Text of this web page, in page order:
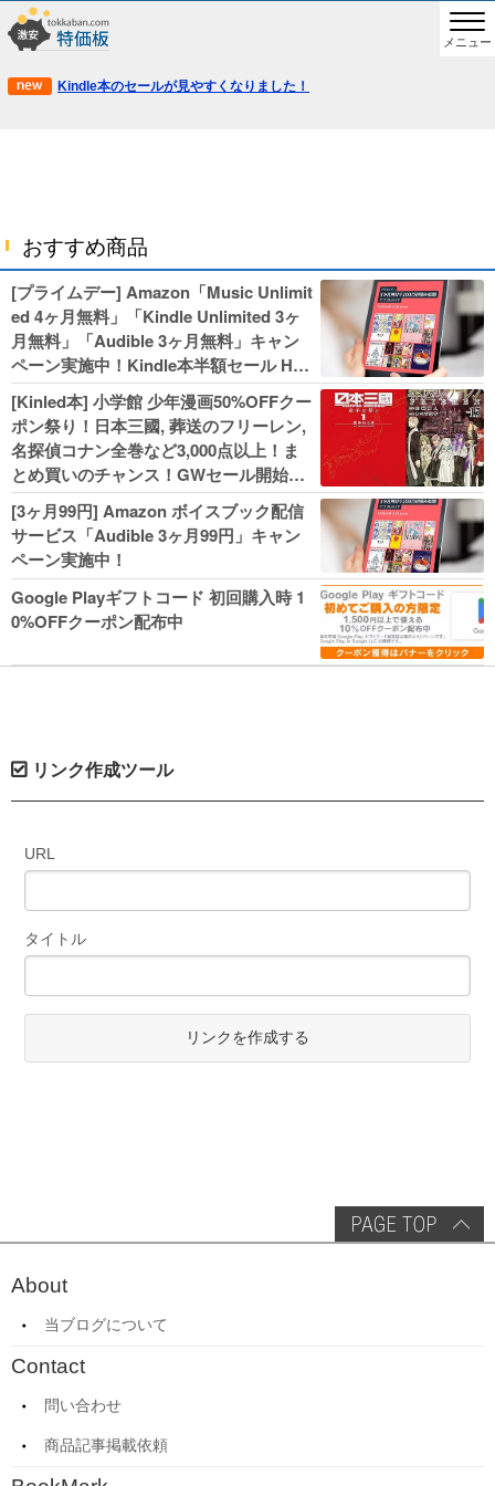
メニュー
Kindle本のセールが見やすくなりました！
おすすめ商品
[プライムデー] Amazon「Music Unlimit
ed 4ヶ月無料」「Kindle Unlimited 3ヶ
月無料」「Audible 3ヶ月無料」キャン
ペーン実施中！Kindle本半額セール HU
NTER×HUNTERなど集英社、無職転生,
幼女戦記などKADOKAWA、キャプテン
翼100円セールも！
[Kinled本] 小学館 少年漫画50%OFFクー
ポン祭り！日本三國, 葬送のフリーレン,
名探偵コナン全巻など3,000点以上！ま
とめ買いのチャンス！GWセール開始！
人気コミック多数 カドカワ祭やIT関連本
がセールに！
[3ヶ月99円] Amazon ボイスブック配信
サービス「Audible 3ヶ月99円」キャン
ペーン実施中！
Google Playギフトコード 初回購入時 1
0%OFFクーポン配布中
リンク作成ツール
URL
タイトル
リンクを作成する
About
当ブログについて
Contact
問い合わせ
商品記事掲載依頼